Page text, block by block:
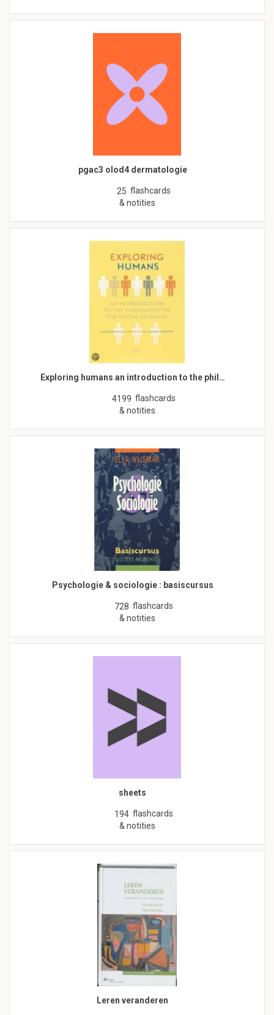
pgac3 olod4 dermatologie
25 flashcards
& notities
Exploring humans an introduction to the phil…
4199 flashcards
& notities
Psychologie & sociologie : basiscursus
728 flashcards
& notities
sheets
194 flashcards
& notities
Leren veranderen